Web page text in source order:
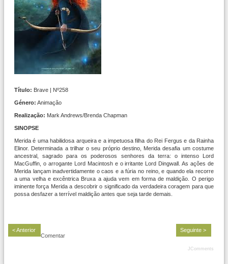
Título: Brave | Nº258
Género: Animação
Realização: Mark Andrews/Brenda Chapman
SINOPSE
Merida é uma habilidosa arqueira e a impetuosa filha do Rei Fergus e da Rainha
Elinor. Determinada a trilhar o seu próprio destino, Merida desafia um costume
ancestral, sagrado para os poderosos senhores da terra: o intenso Lord
MacGuffin, o arrogante Lord Macintosh e o irritante Lord Dingwall. As ações de
Merida lançam inadvertidamente o caos e a fúria no reino, e quando ela recorre
a uma velha e excêntrica Bruxa a ajuda vem em forma de maldição. O perigo
iminente força Merida a descobrir o significado da verdadeira coragem para que
possa desfazer a terrível maldição antes que seja tarde demais.
< Anterior
Seguinte >
Comentar
JComments